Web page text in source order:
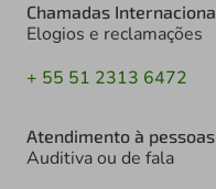
Chamadas
Elogios e reclamações
+ 55 51 2313 6472
Atendimento à
Auditiva ou de fala